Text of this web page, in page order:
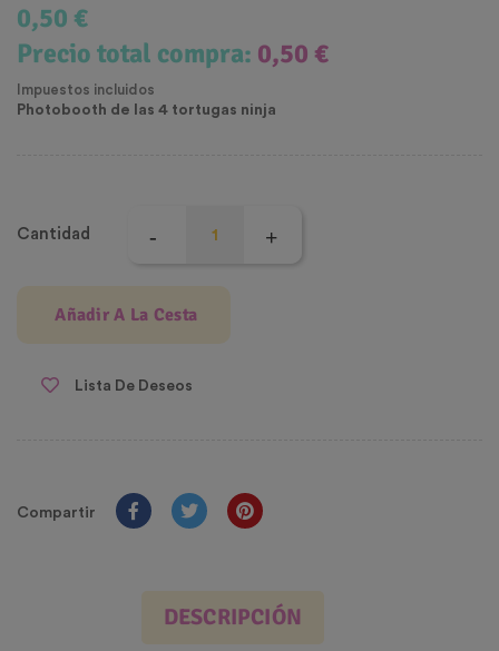
0,50 €
Precio total compra: 0,50 €
Impuestos incluidos
Photobooth de las 4 tortugas ninja
Cantidad
Añadir A La Cesta
Lista De Deseos
Compartir
DESCRIPCIÓN